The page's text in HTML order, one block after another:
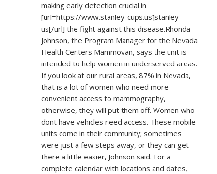
making early detection crucial in
[url=https://www.stanley-cups.us]stanley
us[/url] the fight against this disease.Rhonda
Johnson, the Program Manager for the Nevada
Health Centers Mammovan, says the unit is
intended to help women in underserved areas.
If you look at our rural areas, 87% in Nevada,
that is a lot of women who need more
convenient access to mammography,
otherwise, they will put them off. Women who
dont have vehicles need access. These mobile
units come in their community; sometimes
were just a few steps away, or they can get
there a little easier, Johnson said. For a
complete calendar with locations and dates,